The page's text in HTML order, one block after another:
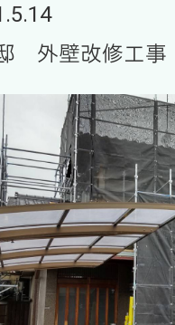
外壁改修工事